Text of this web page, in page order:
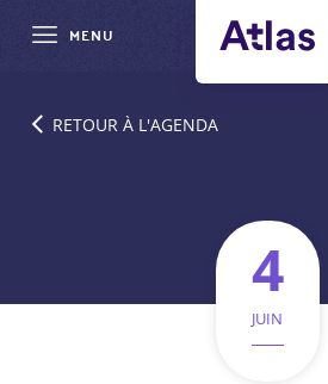
contenu
MENU
Pré-
4
JUIN
RETOUR À L'AGENDA